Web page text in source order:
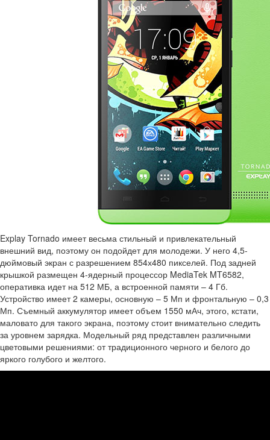
Explay Tornado имеет весьма стильный и привлекательный
внешний вид, поэтому он подойдет для молодежи. У него 4,5-
дюймовый экран с разрешением 854х480 пикселей. Под задней
крышкой размещен 4-ядерный процессор MediaTek MT6582,
оперативка идет на 512 МБ, а встроенной памяти – 4 Гб.
Устройство имеет 2 камеры, основную – 5 Мп и фронтальную – 0,3
Мп. Съемный аккумулятор имеет объем 1550 мАч, этого, кстати,
маловато для такого экрана, поэтому стоит внимательно следить
за уровнем зарядка. Модельный ряд представлен различными
цветовыми решениями: от традиционного черного и белого до
яркого голубого и желтого.